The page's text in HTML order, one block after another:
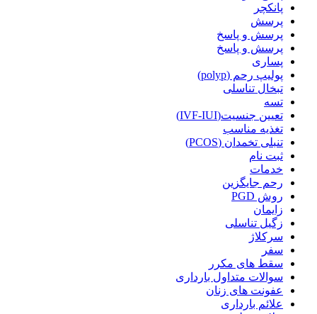
پانکچر
پرسش
پرسش و پاسخ
پرسش و پاسخ
پساری
پولیپ رحم (polyp)
تبخال تناسلی
تسه
تعیین جنسیت(IVF-IUI)
تغذیه مناسب
تنبلی تخمدان (PCOS)
ثبت نام
خدمات
رحم جایگزین
روش PGD
زایمان
زگیل تناسلی
سرکلاژ
سفر
سقط های مکرر
سوالات متداول بارداری
عفونت های زنان
علائم بارداری